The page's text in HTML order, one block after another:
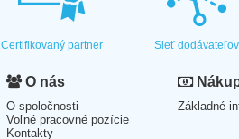
Certifikovaný partner Sieť dodávateľov
O nás
O spoločnosti
Voľné pracovné pozície
Kontakty
Základné